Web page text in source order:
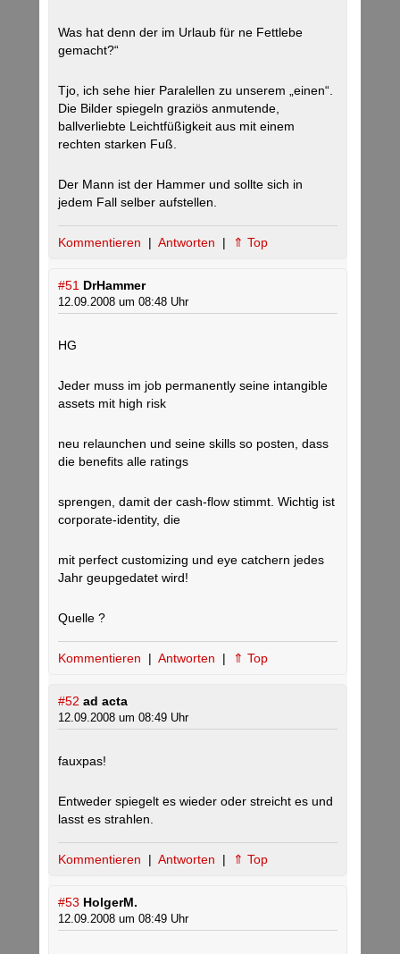
Was hat denn der im Urlaub für ne Fettlebe
gemacht?“
Tjo, ich sehe hier Paralellen zu unserem „einen“.
Die Bilder spiegeln graziös anmutende,
ballverliebte Leichtfüßigkeit aus mit einem
rechten starken Fuß.
Der Mann ist der Hammer und sollte sich in
jedem Fall selber aufstellen.
Kommentieren | Antworten | ⇑ Top
#51 DrHammer
12.09.2008 um 08:48 Uhr
HG
Jeder muss im job permanently seine intangible
assets mit high risk
neu relaunchen und seine skills so posten, dass
die benefits alle ratings
sprengen, damit der cash-flow stimmt. Wichtig ist
corporate-identity, die
mit perfect customizing und eye catchern jedes
Jahr geupgedatet wird!
Quelle ?
Kommentieren | Antworten | ⇑ Top
#52 ad acta
12.09.2008 um 08:49 Uhr
fauxpas!
Entweder spiegelt es wieder oder streicht es und
lasst es strahlen.
Kommentieren | Antworten | ⇑ Top
#53 HolgerM.
12.09.2008 um 08:49 Uhr